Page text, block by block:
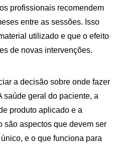
profissionais recomendem
entre as sessões. Isso
utilizado e que o efeito
de novas intervenções.
a decisão sobre onde fazer
saúde geral do paciente, a
produto aplicado e a
são aspectos que devem ser
e o que funciona para